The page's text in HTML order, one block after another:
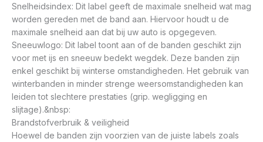
Snelheidsindex: Dit label geeft de maximale snelheid wat mag
worden gereden met de band aan. Hiervoor houdt u de
maximale snelheid aan dat bij uw auto is opgegeven.
Sneeuwlogo: Dit label toont aan of de banden geschikt zijn
voor met ijs en sneeuw bedekt wegdek. Deze banden zijn
enkel geschikt bij winterse omstandigheden. Het gebruik van
winterbanden in minder strenge weersomstandigheden kan
leiden tot slechtere prestaties (grip. wegligging en
slijtage).&nbsp:
Brandstofverbruik & veiligheid
Hoewel de banden zijn voorzien van de juiste labels zoals